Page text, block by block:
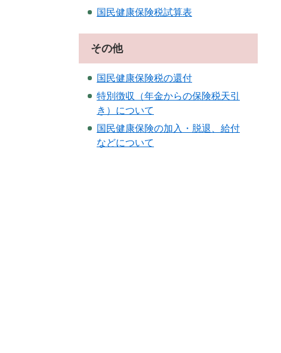
国民健康保険税試算表
その他
国民健康保険税の還付
特別徴収（年金からの保険税天引
き）について
国民健康保険の加入・脱退、給付
などについて